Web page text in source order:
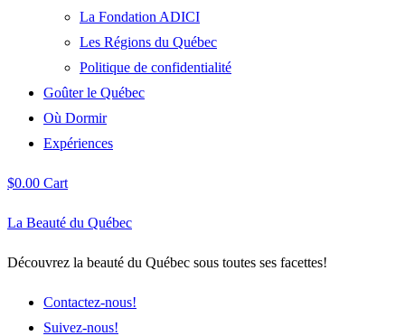
La Fondation ADICI
Les Régions du Québec
Politique de confidentialité
Goûter le Québec
Où Dormir
Expériences
$0.00 Cart
La Beauté du Québec
Découvrez la beauté du Québec sous toutes ses facettes!
Contactez-nous!
Suivez-nous!